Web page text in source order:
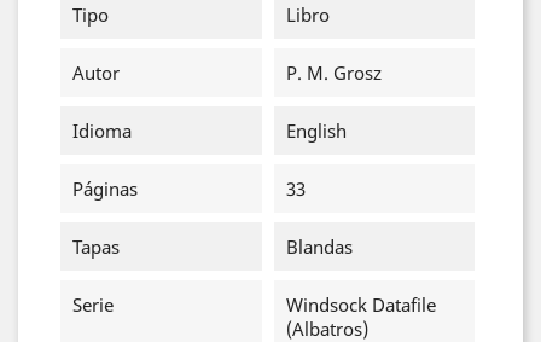
Tipo
Libro
Autor P. M. Grosz
Idioma English
Páginas 33
Tapas Blandas
Serie
Windsock Datafile
(Albatros)